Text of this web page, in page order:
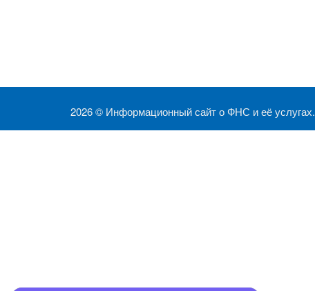
2026 © Информационный сайт о ФНС и её услугах.